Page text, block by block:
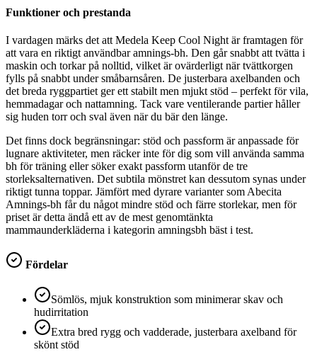
Funktioner och prestanda
I vardagen märks det att Medela Keep Cool Night är framtagen för
att vara en riktigt användbar amnings-bh. Den går snabbt att tvätta i
maskin och torkar på nolltid, vilket är ovärderligt när tvättkorgen
fylls på snabbt under småbarnsåren. De justerbara axelbanden och
det breda ryggpartiet ger ett stabilt men mjukt stöd – perfekt för vila,
hemmadagar och nattamning. Tack vare ventilerande partier håller
sig huden torr och sval även när du bär den länge.
Det finns dock begränsningar: stöd och passform är anpassade för
lugnare aktiviteter, men räcker inte för dig som vill använda samma
bh för träning eller söker exakt passform utanför de tre
storleksalternativen. Det subtila mönstret kan dessutom synas under
riktigt tunna toppar. Jämfört med dyrare varianter som Abecita
Amnings-bh får du något mindre stöd och färre storlekar, men för
priset är detta ändå ett av de mest genomtänkta
mammaunderkläderna i kategorin amningsbh bäst i test.
Fördelar
Sömlös, mjuk konstruktion som minimerar skav och
hudirritation
Extra bred rygg och vadderade, justerbara axelband för
skönt stöd